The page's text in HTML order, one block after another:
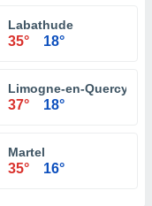
Labathude
35° 18°
Limogne-en-Quercy
37° 18°
Martel
35° 16°